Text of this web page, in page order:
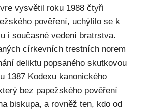
vysvětil roku 1988 čtyři
pověření, uchýlilo se k
i současné vedení bratrstva.
církevních trestních norem
deliktu popsaného skutkovou
1387 Kodexu kanonického
bez papežského pověření
biskupa, a rovněž ten, kdo od